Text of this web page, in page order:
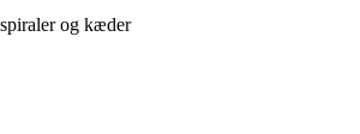
og kæder